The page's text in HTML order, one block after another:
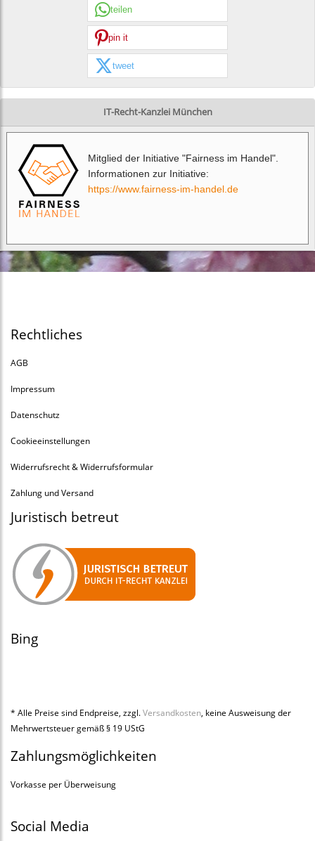
teilen
pin it
tweet
IT-Recht-Kanzlei München
Mitglied der Initiative "Fairness im Handel".
Informationen zur Initiative:
https://www.fairness-im-handel.de
Rechtliches
AGB
Impressum
Datenschutz
Cookieeinstellungen
Widerrufsrecht & Widerrufsformular
Zahlung und Versand
Juristisch betreut
Bing
* Alle Preise sind Endpreise, zzgl.Versandkosten, keine Ausweisung der
Mehrwertsteuer gemäß § 19 UStG
Zahlungsmöglichkeiten
Vorkasse per Überweisung
Social Media